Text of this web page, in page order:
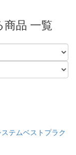
商品 一覧
テムベストプラク